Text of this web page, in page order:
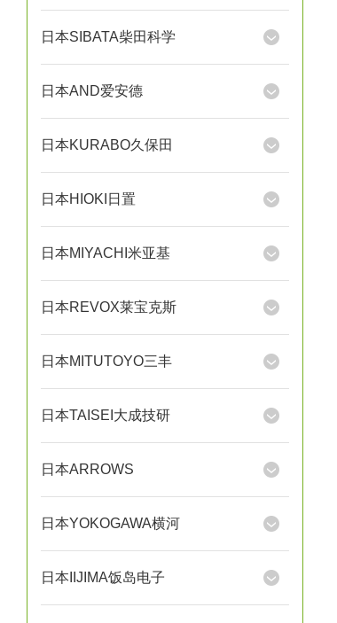
日本SIBATA柴田科学
日本AND爱安德
日本KURABO久保田
日本HIOKI日置
日本MIYACHI米亚基
日本REVOX莱宝克斯
日本MITUTOYO三丰
日本TAISEI大成技研
日本ARROWS
日本YOKOGAWA横河
日本IIJIMA饭岛电子